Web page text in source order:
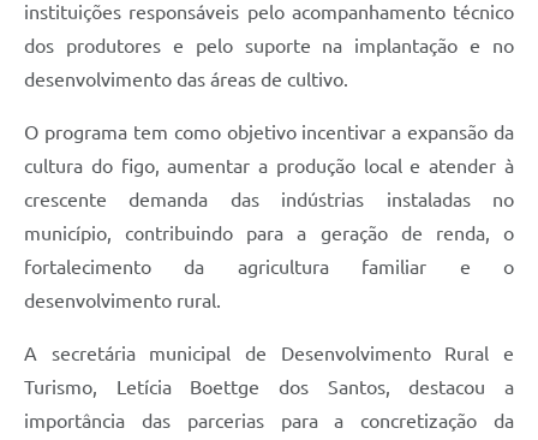
instituições responsáveis pelo acompanhamento técnico
dos produtores e pelo suporte na implantação e no
desenvolvimento das áreas de cultivo.
O programa tem como objetivo incentivar a expansão da
cultura do figo, aumentar a produção local e atender à
crescente demanda das indústrias instaladas no
município, contribuindo para a geração de renda, o
fortalecimento da agricultura familiar e o
desenvolvimento rural.
A secretária municipal de Desenvolvimento Rural e
Turismo, Letícia Boettge dos Santos, destacou a
importância das parcerias para a concretização da